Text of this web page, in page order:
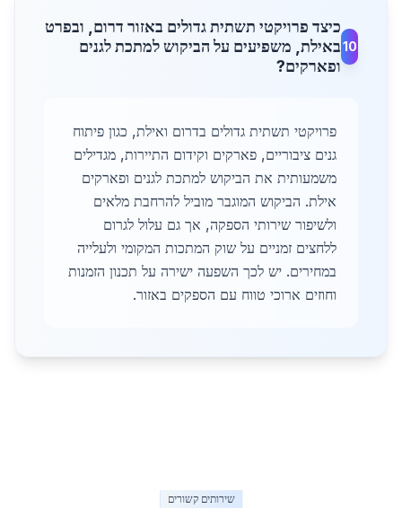
10
כיצד פרויקטי תשתית גדולים באזור דרום, ובפרט
באילת, משפיעים על הביקוש למתכת לגנים
ופארקים?
פרויקטי תשתית גדולים בדרום ואילת, כגון פיתוח
גנים ציבוריים, פארקים וקידום התיירות, מגדילים
משמעותית את הביקוש למתכת לגנים ופארקים
אילת. הביקוש המוגבר מוביל להרחבת מלאים
ולשיפור שירותי הספקה, אך גם עלול לגרום
ללחצים זמניים על שוק המתכות המקומי ולעלייה
במחירים. יש לכך השפעה ישירה על תכנון הזמנות
וחוזים ארוכי טווח עם הספקים באזור.
שירותים קשורים